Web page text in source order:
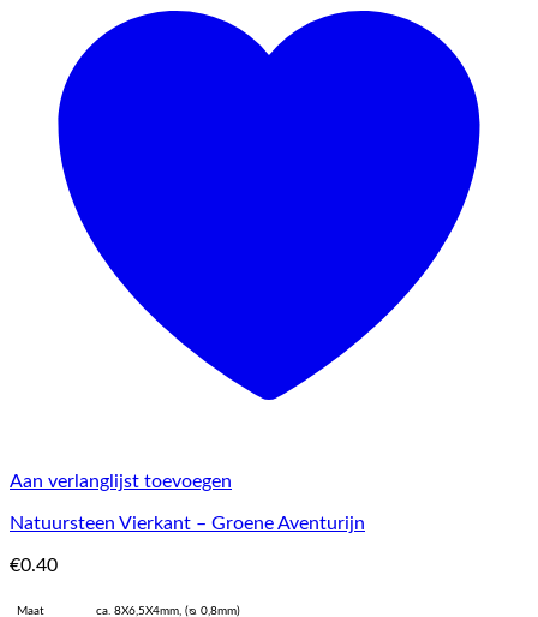
Aan verlanglijst toevoegen
Natuursteen Vierkant – Groene Aventurijn
€0.40
Maat ca. 8X6,5X4mm, (ᴓ 0,8mm)